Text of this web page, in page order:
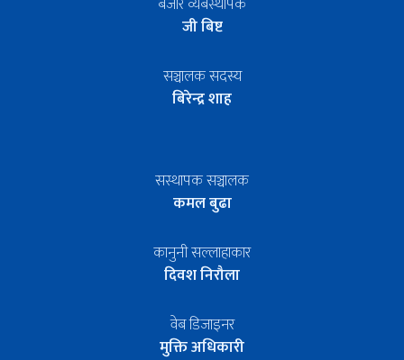
जी बिष्ट
सञ्चालक सदस्य
बिरेन्द्र शाह
सस्थापक सञ्चालक
कमल बुढा
कानुनी सल्लाहाकार
दिवश निरौला
वेब डिजाइनर
मुक्ति अधिकारी